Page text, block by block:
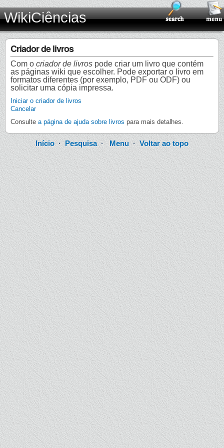
WikiCiências
Criador de livros
Com o criador de livros pode criar um livro que contém
as páginas wiki que escolher. Pode exportar o livro em
formatos diferentes (por exemplo, PDF ou ODF) ou
solicitar uma cópia impressa.
Iniciar o criador de livros
Cancelar
Consulte a página de ajuda sobre livros para mais detalhes.
Início· Pesquisa·Menu · Voltar ao topo